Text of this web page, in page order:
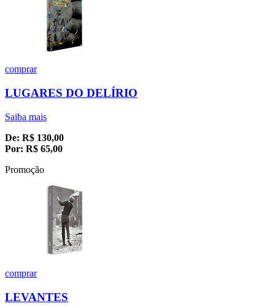
comprar
LUGARES DO DELÍRIO
Saiba mais
De: R$ 130,00
Por: R$ 65,00
Promoção
comprar
LEVANTES